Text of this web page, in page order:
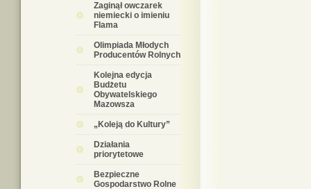
Zaginął owczarek
niemiecki o imieniu
Flama
Olimpiada Młodych
Producentów Rolnych
Kolejna edycja
Budżetu
Obywatelskiego
Mazowsza
„Koleją do Kultury”
Działania
priorytetowe
Bezpieczne
Gospodarstwo Rolne